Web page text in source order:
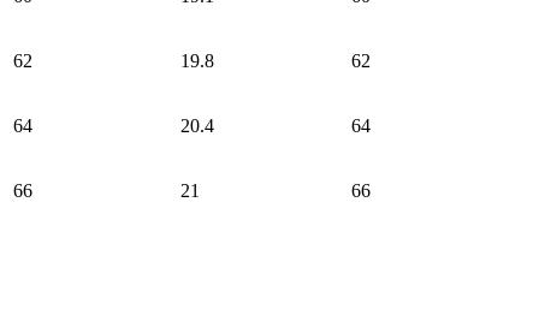
62 19.8 62
64 20.4 64
66 21 66